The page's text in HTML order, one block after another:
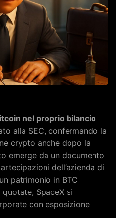
nel proprio bilancio
alla SEC, confermando la
crypto anche dopo la
emerge da un documento
dell’azienda di
patrimonio in BTC
quotate, SpaceX si
con esposizione